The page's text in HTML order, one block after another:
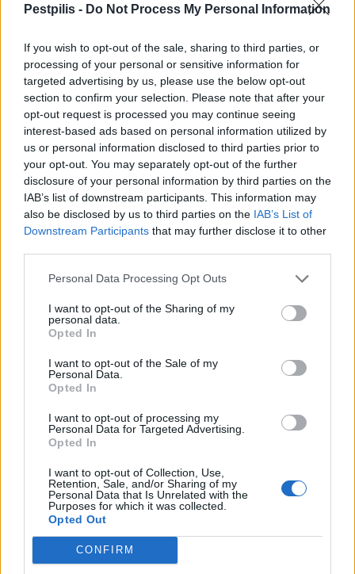
Pestpilis - Do Not Process My Personal Information
If you wish to opt-out of the sale, sharing to third parties, or
processing of your personal or sensitive information for
targeted advertising by us, please use the below opt-out
section to confirm your selection. Please note that after your
opt-out request is processed you may continue seeing
interest-based ads based on personal information utilized by
us or personal information disclosed to third parties prior to
your opt-out. You may separately opt-out of the further
disclosure of your personal information by third parties on the
IAB’s list of downstream participants. This information may
also be disclosed by us to third parties on the IAB’s List of
Downstream Participants that may further disclose it to other
Personal Data Processing Opt Outs
I want to opt-out of the Sharing of my
personal data.
Opted In
I want to opt-out of the Sale of my
Personal Data.
Opted In
I want to opt-out of processing my
Personal Data for Targeted Advertising.
Opted In
I want to opt-out of Collection, Use,
Retention, Sale, and/or Sharing of my
Personal Data that Is Unrelated with the
Purposes for which it was collected.
Opted Out
CONFIRM
A Magyar Fürdőszövetség kezdeményezésére az idén ismét
megrendezik a Strandok éjszakáját július 30-án, amikor
várhatóan megtelnek a magyarországi fürdők.
Több mint negyven fürdő vesz részt a Strandok
éjszakáján
2019.07.19